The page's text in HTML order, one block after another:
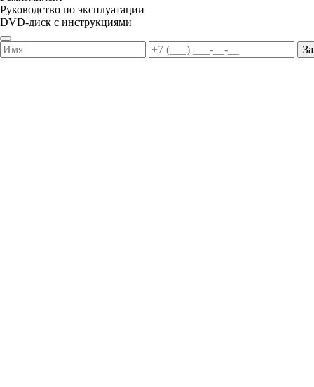
Руководство по эксплуатации
DVD-диск с инструкциями